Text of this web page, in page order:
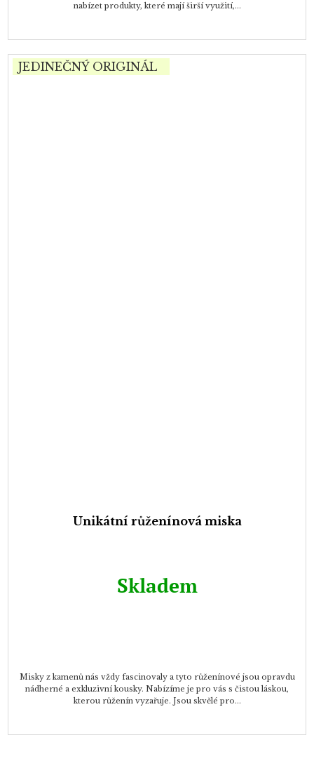
nabízet produkty, které mají širší využití,...
JEDINEČNÝ ORIGINÁL
Unikátní růženínová miska
Skladem
Misky z kamenů nás vždy fascinovaly a tyto růženínové jsou opravdu
nádherné a exkluzivní kousky. Nabízíme je pro vás s čistou láskou,
kterou růženín vyzařuje. Jsou skvělé pro...